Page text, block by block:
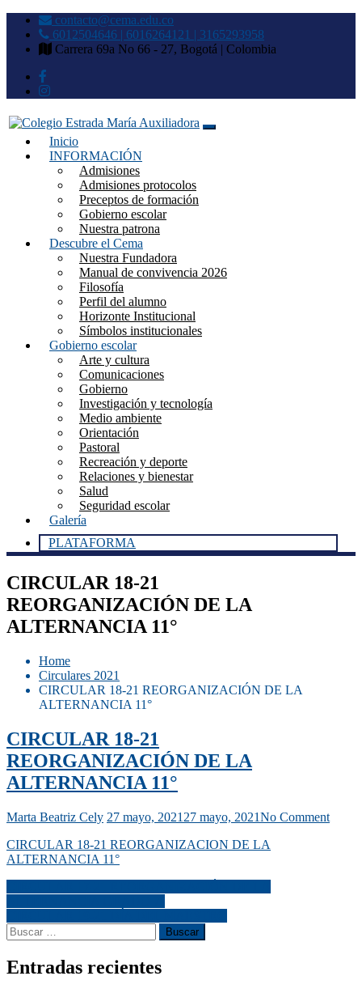
contacto@cema.edu.co
6012504646 | 6016264121 | 3165293958
Carrera 69a No 66 - 27, Bogotá | Colombia
Colegio Estrada María
Auxiliadora
Inicio
INFORMACIÓN
Admisiones
Admisiones protocolos
Preceptos de formación
Gobierno escolar
Nuestra patrona
Descubre el Cema
Nuestra Fundadora
Manual de convivencia 2026
Filosofía
Perfil del alumno
Horizonte Institucional
Símbolos institucionales
Gobierno escolar
Arte y cultura
Comunicaciones
Gobierno
Investigación y tecnología
Medio ambiente
Orientación
Pastoral
Recreación y deporte
Relaciones y bienestar
Salud
Seguridad escolar
Galería
PLATAFORMA
CIRCULAR 18-21
REORGANIZACIÓN DE LA
ALTERNANCIA 11°
Home
Circulares 2021
CIRCULAR 18-21 REORGANIZACIÓN DE LA
ALTERNANCIA 11°
CIRCULAR 18-21
REORGANIZACIÓN DE LA
ALTERNANCIA 11°
Marta Beatriz Cely 27 mayo, 2021 27 mayo, 2021No Comment
CIRCULAR 18-21 REORGANIZACION DE LA
ALTERNANCIA 11°
Entradas recientes